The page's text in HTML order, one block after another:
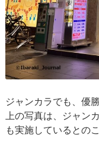
ジャンカラでも、優
上の写真は、ジャン
も実施しているとのこ